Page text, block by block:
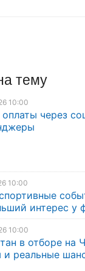
тему
10:00
через
10:00
интерес у
10:00
в отборе на
и реальные